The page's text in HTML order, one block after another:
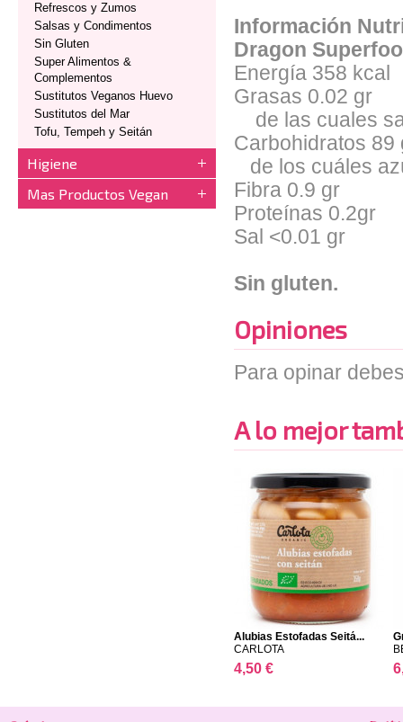
Refrescos y Zumos
Salsas y Condimentos
Sin Gluten
Super Alimentos &
Complementos
Sustitutos Veganos Huevo
Sustitutos del Mar
Tofu, Tempeh y Seitán
Higiene
Mas Productos Vegan
Información
Dragon
Energía 358 kcal
Grasas 0.02 gr
de las cuales
Carbohidratos 89
de los cuáles
Fibra 0.9 gr
Proteínas 0.2gr
Sal <0.01 gr
Sin gluten.
Opiniones
Para opinar
A lo mejor
Alubias Estofadas Seitá...
CARLOTA
4,50 €